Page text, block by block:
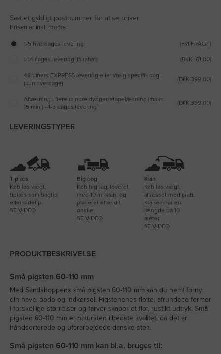
Sæt et gyldigt postnummer for at se priser
1-5 hverdages levering (FRI FRAGT)
1-14 dages levering (få rabat) (DKK -61,00)
48 timers EXPRESS levering eller vælg specifik dag
(kun hverdage)
(DKK 399,00)
Aflæsning i flere mindre dynger/etapelæsning (maks
15 min.) - 1-5 dages levering
(DKK 399,00)
LEVERINGSTYPER
Tiplæs
Køb løs vægt,
tiplæs som bagtip
eller sidetip.
SE VIDEO
Big bag
Køb bigbag, leveret
med 10 m. kran, og
placeret efter dit
ønske.
SE VIDEO
Kran
Køb løs vægt,
aflæsset med grab.
Kranen har en
længde på 10
meter.
SE VIDEO
PRODUKTBESKRIVELSE
Små pigsten 60-110 mm
Med Sandshoppens små pigsten 60-110 mm kan du nemt forny
din have, bede og indkørsel. Pigstenenes flotte, afrundede former
i forskellige størrelser og farver skaber et flot, rustikt udtryk. Små
pigsten 60-110 mm er natursten i bedste kvalitet, da det er
håndsorterede og uforarbejdede danske sten.
Små pigsten 60-110 mm kan bl.a. bruges til: